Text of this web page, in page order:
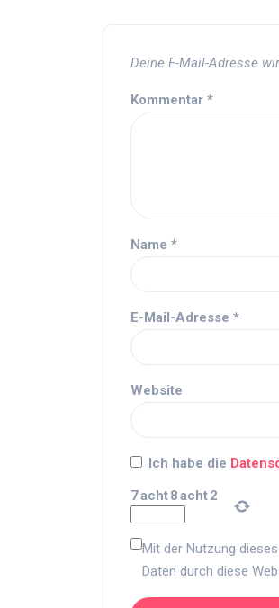
Deine E-Mail-Adresse
Kommentar *
Name *
E-Mail-Adresse *
Website
Ich habe die
7acht8acht2
Mit der Nutzung
Daten durch diese